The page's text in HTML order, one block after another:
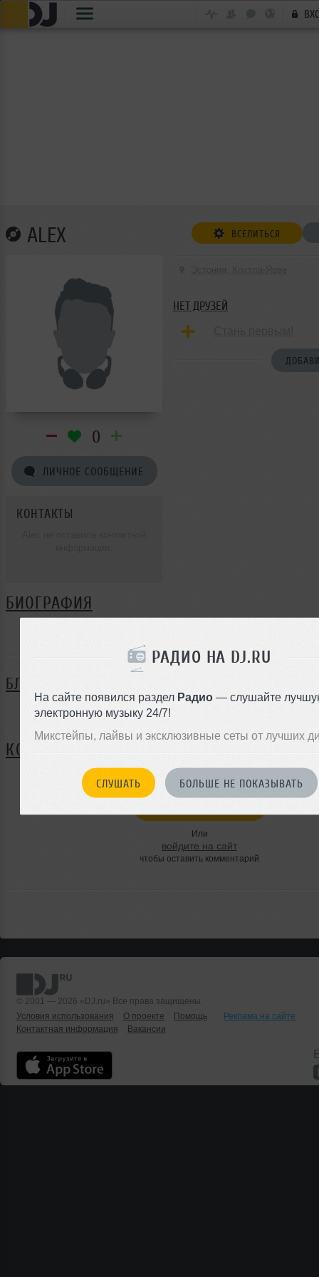
РАДИО НА DJ.RU
На сайте появился раздел Радио — слушайте
электронную музыку 24/7!
Микстейпы, лайвы и эксклюзивные сеты от лучших
СЛУШАТЬ БОЛЬШЕ НЕ ПОКАЗЫВАТЬ
ALEX ВСЕЛИТЬСЯ
0
ЛИЧНОЕ СООБЩЕНИЕ
КОНТАКТЫ
НЕТ ДРУЗЕЙ
БИОГРАФИЯ
БЛОГ
Нет записей в блоге
КОММЕНТАРИИ
Или
войдите на сайт
чтобы оставить комментарий
© 2001 — 2026 «DJ.ru» Все права защищены.
Условия использования
О проекте Помощь
Реклама на сайте
Контактная информация
Вакансии